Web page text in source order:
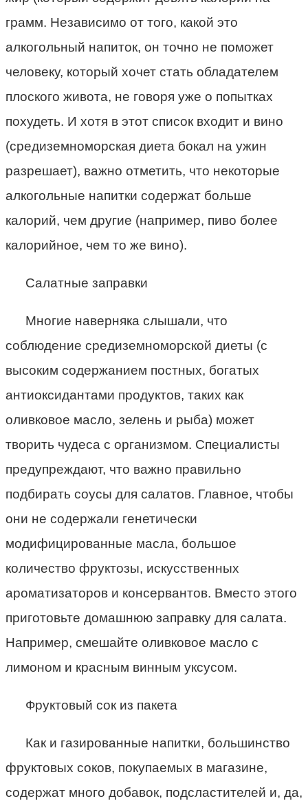
грамм. Независимо от того, какой это
алкогольный напиток, он точно не поможет
человеку, который хочет стать обладателем
плоского живота, не говоря уже о попытках
похудеть. И хотя в этот список входит и вино
(средиземноморская диета бокал на ужин
разрешает), важно отметить, что некоторые
алкогольные напитки содержат больше
калорий, чем другие (например, пиво более
калорийное, чем то же вино).
Салатные заправки
Многие наверняка слышали, что
соблюдение средиземноморской диеты (с
высоким содержанием постных, богатых
антиоксидантами продуктов, таких как
оливковое масло, зелень и рыба) может
творить чудеса с организмом. Специалисты
предупреждают, что важно правильно
подбирать соусы для салатов. Главное, чтобы
они не содержали генетически
модифицированные масла, большое
количество фруктозы, искусственных
ароматизаторов и консервантов. Вместо этого
приготовьте домашнюю заправку для салата.
Например, смешайте оливковое масло с
лимоном и красным винным уксусом.
Фруктовый сок из пакета
Как и газированные напитки, большинство
фруктовых соков, покупаемых в магазине,
содержат много добавок, подсластителей и, да,